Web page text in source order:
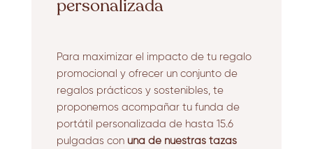
personalizada
Para maximizar el impacto de tu regalo
promocional y ofrecer un conjunto de
regalos prácticos y sostenibles, te
proponemos acompañar tu funda de
portátil personalizada de hasta 15.6
pulgadas con una de nuestras tazas